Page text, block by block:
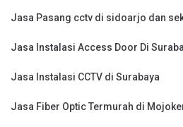
Jasa Pasang cctv di sidoarjo dan
Jasa Instalasi Access Door Di
Jasa Instalasi CCTV di Surabaya
Jasa Fiber Optic Termurah di